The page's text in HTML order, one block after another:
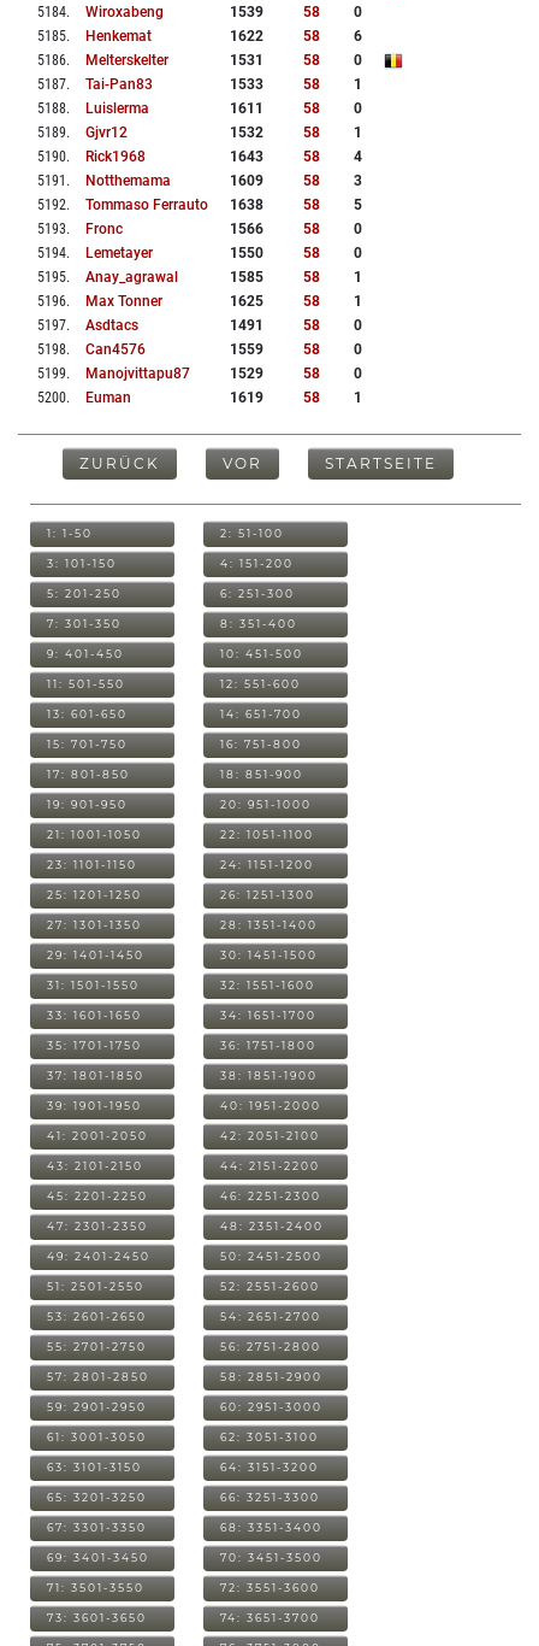
5184. Wiroxabeng 1539 58
0
5185. Henkemat 1622 58
6
5186. Melterskelter 1531 58
0
5187. Tai-Pan83 1533 58
1
5188. Luislerma 1611 58
0
5189. Gjvr12 1532 58
1
5190. Rick1968 1643 58
4
5191 . Notthemama 1609 58
3
5192. Tommaso Ferrauto 1638 58
5
5193. Fronc 1566 58
0
5194. Lemetayer 1550 58
0
5195. Anay_agrawal 1585 58
1
5196. Max Tonner 1625 58
1
5197. Asdtacs 1491 58
0
5198. Can4576 1559 58
0
5199. Manojvittapu87 1529 58
0
5200. Euman 1619 58 1
ZURÜCK VOR STARTSEITE
1: 1-50 2: 51-100
3: 101-150 4: 151-200
5: 201-250 6: 251-300
7: 301-350 8: 351-400
9: 401-450 10: 451-500
11: 501-550 12: 551-600
13: 601-650 14: 651-700
15: 701-750 16: 751-800
17: 801-850 18: 851-900
19: 901-950 20: 951-1000
21: 1001-1050 22: 1051-1100
23: 1101-1150 24: 1151-1200
25: 1201-1250 26: 1251-1300
27: 1301-1350 28: 1351-1400
29: 1401-1450 30: 1451-1500
31: 1501-1550 32: 1551-1600
33: 1601-1650 34: 1651-1700
35: 1701-1750 36: 1751-1800
37: 1801-1850 38: 1851-1900
39: 1901-1950 40: 1951-2000
41: 2001-2050 42: 2051-2100
43: 2101-2150 44: 2151-2200
45: 2201-2250 46: 2251-2300
47: 2301-2350 48: 2351-2400
49: 2401-2450 50: 2451-2500
51: 2501-2550 52: 2551-2600
53: 2601-2650 54: 2651-2700
55: 2701-2750 56: 2751-2800
57: 2801-2850 58: 2851-2900
59: 2901-2950 60: 2951-3000
61: 3001-3050 62: 3051-3100
63: 3101-3150 64: 3151-3200
65: 3201-3250 66: 3251-3300
67: 3301-3350 68: 3351-3400
69: 3401-3450 70: 3451-3500
71: 3501-3550 72: 3551-3600
73: 3601-3650 74: 3651-3700